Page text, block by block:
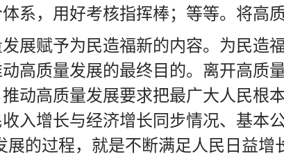
系，用好考核指挥棒；等等。将高
展赋予为民造福新的内容。为民造
高质量发展的最终目的。离开高质
动高质量发展要求把最广大人民根
入增长与经济增长同步情况、基本
展的过程，就是不断满足人民日益